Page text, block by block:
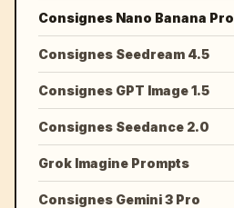
Consignes Nano Banana Pro
Consignes Seedream 4.5
Consignes GPT Image 1.5
Consignes Seedance 2.0
Grok Imagine Prompts
Consignes Gemini 3 Pro